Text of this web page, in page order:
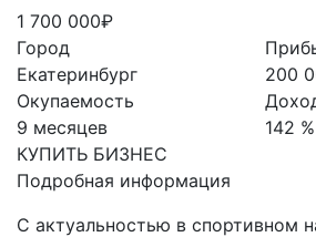
1 700 000₽
Город
Екатеринбург
Окупаемость
9 месяцев
КУПИТЬ БИЗНЕС
200
142 %
Подробная информация
С актуальностью в спортивном